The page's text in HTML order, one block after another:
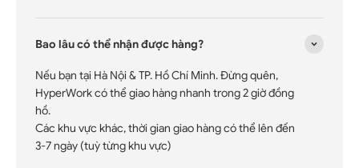
Bao lâu có thể nhận được hàng?
Nếu bạn tại Hà Nội & TP. Hồ Chí Minh. Đừng quên,
HyperWork có thể giao hàng nhanh trong 2 giờ đồng
hồ.
Các khu vực khác, thời gian giao hàng có thể lên đến
3-7 ngày (tuỳ từng khu vực)